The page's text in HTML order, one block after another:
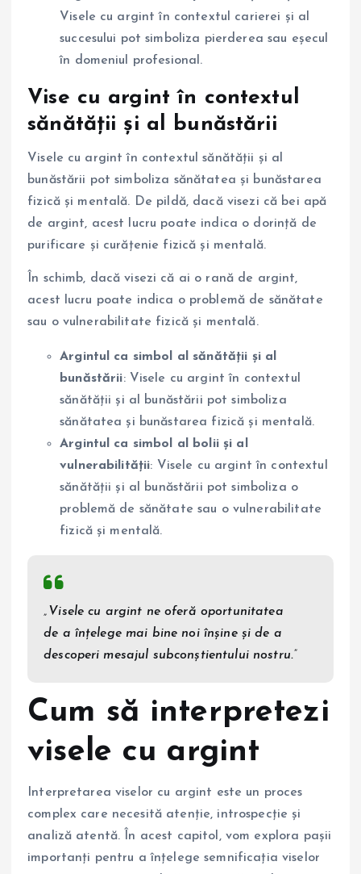
Visele cu argint în contextul carierei și al
succesului pot simboliza pierderea sau eșecul
în domeniul profesional.
Vise cu argint în contextul
sănătății și al bunăstării
Visele cu argint în contextul sănătății și al
bunăstării pot simboliza sănătatea și bunăstarea
fizică și mentală. De pildă, dacă visezi că bei apă
de argint, acest lucru poate indica o dorință de
purificare și curățenie fizică și mentală.
În schimb, dacă visezi că ai o rană de argint,
acest lucru poate indica o problemă de sănătate
sau o vulnerabilitate fizică și mentală.
Argintul ca simbol al sănătății și al
bunăstării: Visele cu argint în contextul
sănătății și al bunăstării pot simboliza
sănătatea și bunăstarea fizică și mentală.
Argintul ca simbol al bolii și al
vulnerabilității: Visele cu argint în contextul
sănătății și al bunăstării pot simboliza o
problemă de sănătate sau o vulnerabilitate
fizică și mentală.
„Visele cu argint ne oferă oportunitatea
de a înțelege mai bine noi înșine și de a
descoperi mesajul subconștientului nostru.”
Cum să interpretezi
visele cu argint
Interpretarea viselor cu argint este un proces
complex care necesită atenție, introspecție și
analiză atentă. În acest capitol, vom explora pașii
importanți pentru a înțelege semnificația viselor